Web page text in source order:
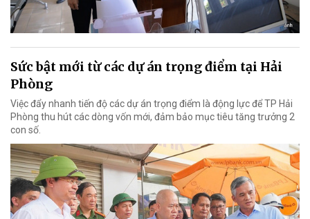
Sức bật mới từ các dự án trọng điểm tại Hải
Phòng
Việc đẩy nhanh tiến độ các dự án trọng điểm là động lực để TP Hải
Phòng thu hút các dòng vốn mới, đảm bảo mục tiêu tăng trưởng 2
con số.